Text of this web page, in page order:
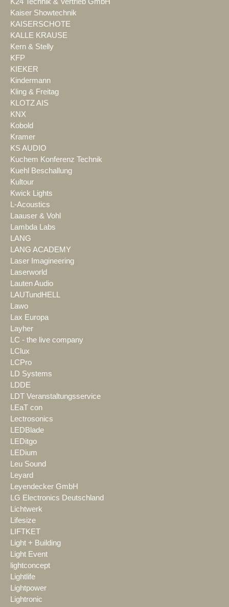
K24 Technik & Vertrieb GmbH
Kaiser Showtechnik
KAISERSCHOTE
KALLE KRAUSE
Kern & Stelly
KFP
KIEKER
Kindermann
Kling & Freitag
KLOTZ AIS
KNX
Kobold
Kramer
KS AUDIO
Kuchem Konferenz Technik
Kuehl Beschallung
Kultour
Kwick Lights
L-Acoustics
Laauser & Vohl
Lambda Labs
LANG
LANG ACADEMY
Laser Imagineering
Laserworld
Lauten Audio
LAUTundHELL
Lawo
Lax Europa
Layher
LC - the live company
LClux
LCPro
LD Systems
LDDE
LDT Veranstaltungsservice
LEaT con
Lectrosonics
LEDBlade
LEDitgo
LEDium
Leu Sound
Leyard
Leyendecker GmbH
LG Electronics Deutschland
Lichtwerk
Lifesize
LIFTKET
Light + Building
Light Event
lightconcept
Lightlife
Lightpower
Lightronic